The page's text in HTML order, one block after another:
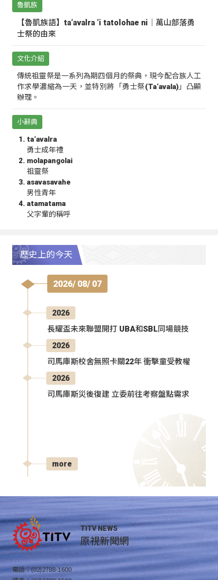
魯凱族
【魯凱族語】ta‘avalra ‘i tatolohae ni｜萬山部落勇
士祭的由來
文化介紹
傳統祖靈祭是一系列為期四個月的祭典，現今配合族人工
作求學濃縮為一天，並特別將「勇士祭(Ta‘avala)」凸顯
辦理。
小辭典
ta‘avalra
勇士成年禮
molapangolai
祖靈祭
asavasavahe
男性青年
atamatama
父字輩的稱呼
歷史上的今天
2026/ 08/ 07
2026
長耀盃未來聯盟開打 UBA和SBL同場競技
2026
司馬庫斯校舍無照卡關22年 衝擊童受教權
2026
司馬庫斯災後復建 立委前往考察盤點需求
more
TITV NEWS
原視新聞網
電話：(02)2788-1600